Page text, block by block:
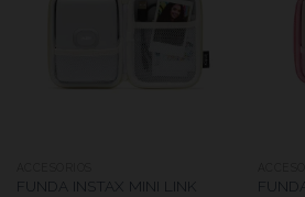
FUNDA INSTAX MINI LINK